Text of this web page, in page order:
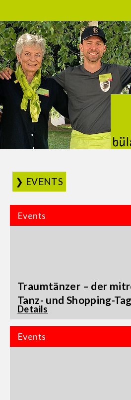
EVENTS
Events
Traumtänzer – der
Tanz- und Shopping-
Details
Events